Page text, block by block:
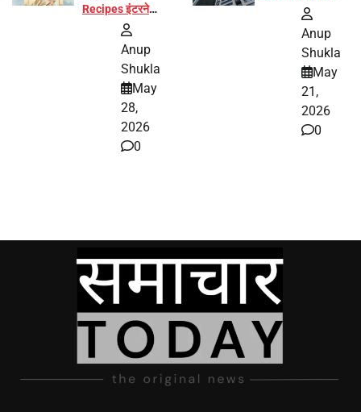
Recipes इंटरनेट
पर हुईं वायरल
Anup
Shukla
May
28,
2026
0
Anup
Shukla
May
21,
2026
0